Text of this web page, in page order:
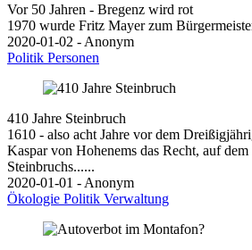
Vor 50 Jahren - Bregenz wird rot
1970 wurde Fritz Mayer zum
2020-01-02 - Anonym
Politik Personen
410 Jahre Steinbruch
1610 - also acht Jahre vor dem
Kaspar von Hohenems das Recht, auf dem
Steinbruchs......
2020-01-01 - Anonym
Ökologie Politik Verwaltung